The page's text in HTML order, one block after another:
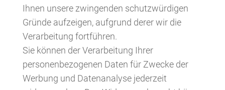
Ihnen unsere zwingenden schutzwürdigen
Gründe aufzeigen, aufgrund derer wir die
Verarbeitung fortführen.
Sie können der Verarbeitung Ihrer
personenbezogenen Daten für Zwecke der
Werbung und Datenanalyse jederzeit